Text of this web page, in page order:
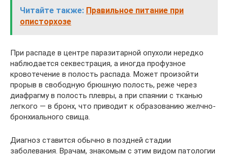
Читайте также: Правильное питание при
описторхозе
При распаде в центре паразитарной опухоли нередко
наблюдается секвестрация, а иногда профузное
кровотечение в полость распада. Может произойти
прорыв в свободную брюшную полость, реже через
диафрагму в полость плевры, а при спаянии с тканью
легкого — в бронх, что приводит к образованию желчно-
бронхиального свища.
Диагноз ставится обычно в поздней стадии
заболевания. Врачам, знакомым с этим видом патологии